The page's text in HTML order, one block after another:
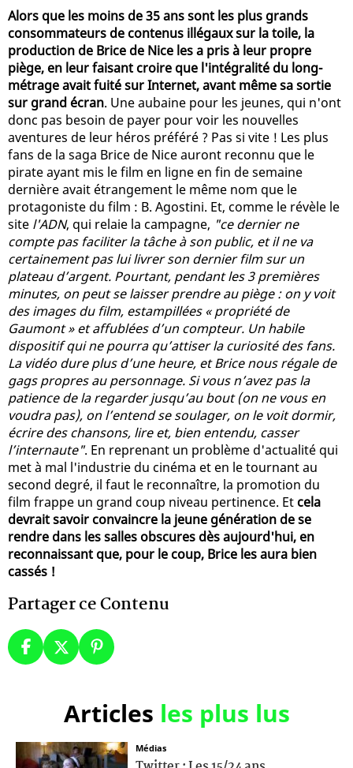
Alors que les moins de 35 ans sont les plus grands
consommateurs de contenus illégaux sur la toile, la
production de Brice de Nice les a pris à leur propre
piège, en leur faisant croire que l'intégralité du long-
métrage avait fuité sur Internet, avant même sa sortie
sur grand écran. Une aubaine pour les jeunes, qui n'ont
donc pas besoin de payer pour voir les nouvelles
aventures de leur héros préféré ? Pas si vite ! Les plus
fans de la saga Brice de Nice auront reconnu que le
pirate ayant mis le film en ligne en fin de semaine
dernière avait étrangement le même nom que le
protagoniste du film : B. Agostini. Et, comme le révèle le
site l'ADN, qui relaie la campagne, "ce dernier ne
compte pas faciliter la tâche à son public, et il ne va
certainement pas lui livrer son dernier film sur un
plateau d’argent. Pourtant, pendant les 3 premières
minutes, on peut se laisser prendre au piège : on y voit
des images du film, estampillées « propriété de
Gaumont » et affublées d’un compteur. Un habile
dispositif qui ne pourra qu’attiser la curiosité des fans.
La vidéo dure plus d’une heure, et Brice nous régale de
gags propres au personnage. Si vous n’avez pas la
patience de la regarder jusqu’au bout (on ne vous en
voudra pas), on l’entend se soulager, on le voit dormir,
écrire des chansons, lire et, bien entendu, casser
l’internaute". En reprenant un problème d'actualité qui
met à mal l'industrie du cinéma et en le tournant au
second degré, il faut le reconnaître, la promotion du
film frappe un grand coup niveau pertinence. Et cela
devrait savoir convaincre la jeune génération de se
rendre dans les salles obscures dès aujourd'hui, en
reconnaissant que, pour le coup, Brice les aura bien
cassés !
Partager ce Contenu
Articles les plus lus
Médias